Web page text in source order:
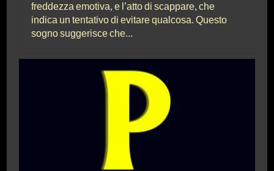
freddezza emotiva, e l’atto di scappare, che
indica un tentativo di evitare qualcosa. Questo
sogno suggerisce che...